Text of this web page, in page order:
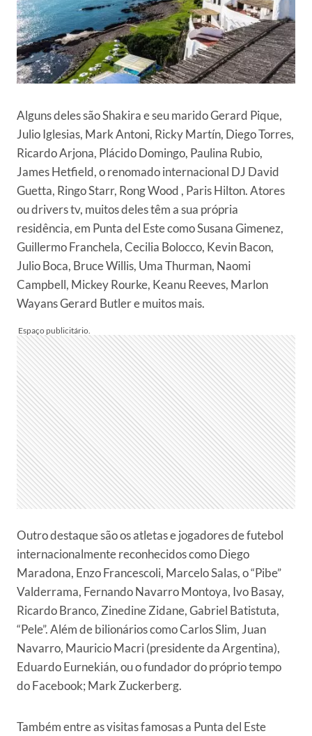
Alguns deles são Shakira e seu marido Gerard Pique,
Julio Iglesias, Mark Antoni, Ricky Martín, Diego Torres,
Ricardo Arjona, Plácido Domingo, Paulina Rubio,
James Hetfield, o renomado internacional DJ David
Guetta, Ringo Starr, Rong Wood , Paris Hilton. Atores
ou drivers tv, muitos deles têm a sua própria
residência, em Punta del Este como Susana Gimenez,
Guillermo Franchela, Cecilia Bolocco, Kevin Bacon,
Julio Boca, Bruce Willis, Uma Thurman, Naomi
Campbell, Mickey Rourke, Keanu Reeves, Marlon
Wayans Gerard Butler e muitos mais.
Outro destaque são os atletas e jogadores de futebol
internacionalmente reconhecidos como Diego
Maradona, Enzo Francescoli, Marcelo Salas, o “Pibe”
Valderrama, Fernando Navarro Montoya, Ivo Basay,
Ricardo Branco, Zinedine Zidane, Gabriel Batistuta,
“Pele”. Além de bilionários como Carlos Slim, Juan
Navarro, Mauricio Macri (presidente da Argentina),
Eduardo Eurnekián, ou o fundador do próprio tempo
do Facebook; Mark Zuckerberg.
Também entre as visitas famosas a Punta del Este